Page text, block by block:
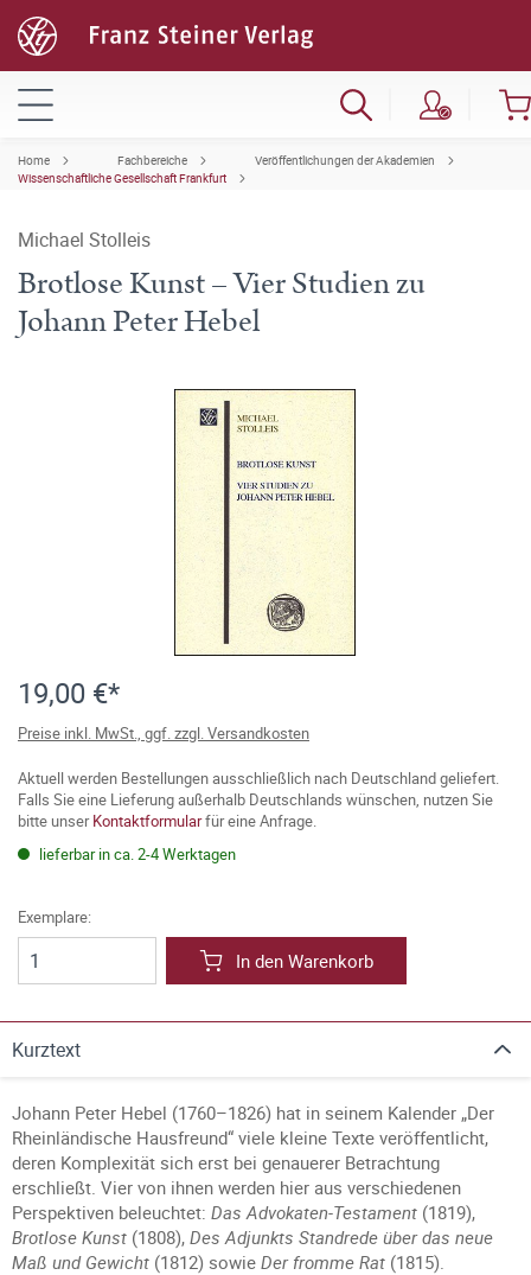
Home Fachbereiche
Veröffentlichungen der Akademien
Wissenschaftliche Gesellschaft Frankfurt
Michael Stolleis
Brotlose Kunst – Vier Studien zu
Johann Peter Hebel
19,00 €*
Preise inkl. MwSt., ggf. zzgl. Versandkosten
Aktuell werden Bestellungen ausschließlich nach Deutschland geliefert.
Falls Sie eine Lieferung außerhalb Deutschlands wünschen, nutzen Sie
bitte unserKontaktformularfür eine Anfrage.
lieferbar in ca. 2-4 Werktagen
Exemplare:
In den Warenkorb
Kurztext
Johann Peter Hebel (1760–1826) hat in seinem Kalender „Der
Rheinländische Hausfreund“ viele kleine Texte veröffentlicht,
deren Komplexität sich erst bei genauerer Betrachtung
erschließt. Vier von ihnen werden hier aus verschiedenen
Perspektiven beleuchtet: Das Advokaten-Testament (1819),
Brotlose Kunst (1808), Des Adjunkts Standrede über das neue
Maß und Gewicht (1812) sowie Der fromme Rat (1815).